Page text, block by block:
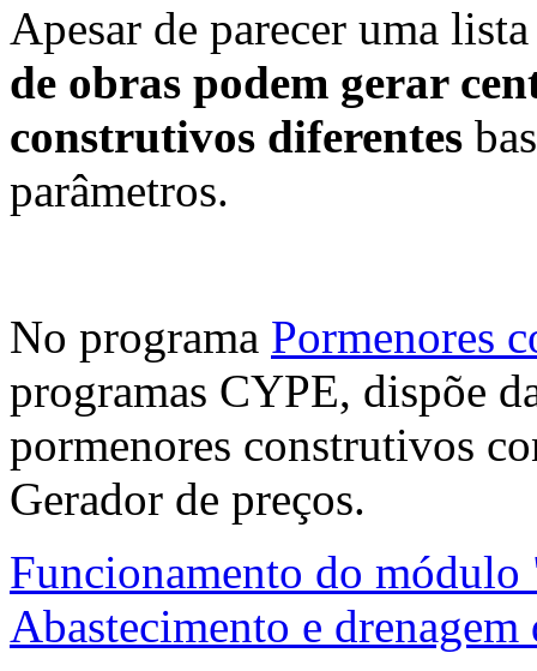
Apesar de parecer uma
de obras podem gerar
construtivos diferentes
parâmetros.
No programa Pormenores
programas CYPE, dispõe
pormenores construtivos
Gerador de preços.
Funcionamento do
Abastecimento e drenagem